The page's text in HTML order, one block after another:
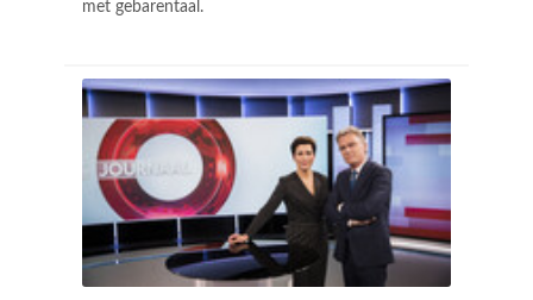
met gebarentaal.